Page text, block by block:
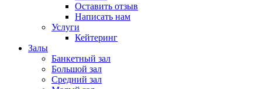
Оставить отзыв
Написать нам
Услуги
Кейтеринг
Залы
Банкетный зал
Большой зал
Средний зал